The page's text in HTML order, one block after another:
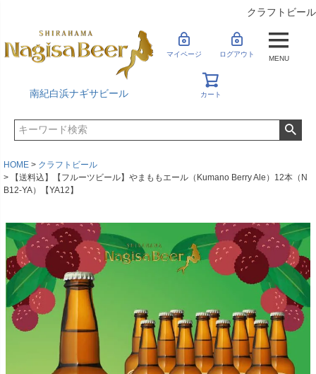
クラフトビール
南紀白浜ナギサビール
マイページ ログアウト
カート
MENU
HOME
クラフトビール
【送料込】【フルーツビール】やまももエール（Kumano Berry Ale）12本（N
B12-YA）【YA12】